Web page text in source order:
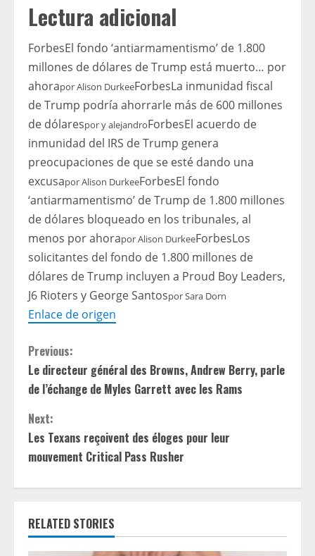
Lectura adicional
ForbesEl fondo ‘antiarmamentismo’ de 1.800
millones de dólares de Trump está muerto… por
ahoraporAlison DurkeeForbesLa inmunidad fiscal
de Trump podría ahorrarle más de 600 millones
de dólarespory alejandroForbesEl acuerdo de
inmunidad del IRS de Trump genera
preocupaciones de que se esté dando una
excusaporAlison DurkeeForbesEl fondo
‘antiarmamentismo’ de Trump de 1.800 millones
de dólares bloqueado en los tribunales, al
menos por ahoraporAlison DurkeeForbesLos
solicitantes del fondo de 1.800 millones de
dólares de Trump incluyen a Proud Boy Leaders,
J6 Rioters y George SantosporSara Dorn
Enlace de origen
C
o
n
t
u
Previous:
Le directeur général des Browns, Andrew Berry, parle
de l’échange de Myles Garrett avec les Rams
Next:
Les Texans reçoivent des éloges pour leur
mouvement Critical Pass Rusher
RELATED STORIES